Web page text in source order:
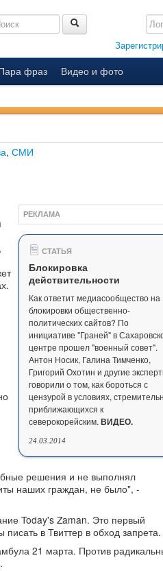
фраз
Видео и фото
, СМИ
РЕКЛАМА
СТАТЬЯ
Блокировка
действительности
Как ответит медиасообщество на
блокировки общественно-
политических сайтов? По
инициативе "Граней" в
центре прошел "военный совет".
Антон Носик, Галина Тимченко,
Григорий Охотин и другие
говорили о том, как бороться с
цензурой в условиях,
приближающихся к
северокорейским.ВИДЕО.
24.03.2014
решения и не выполнял
наших граждан, не было", -
Today's Zaman. Это первый
в Твиттер в обход запрета.
21 марта. Против